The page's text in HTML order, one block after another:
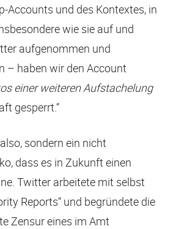
Accounts und des Kontextes, in
wie sie auf und
aufgenommen und
– haben wir den Account
einer weiteren Aufstachelung
gesperrt.“
sondern ein nicht
dass es in Zukunft einen
Twitter arbeitete mit selbst
Reports“ und begründete die
Zensur eines im Amt